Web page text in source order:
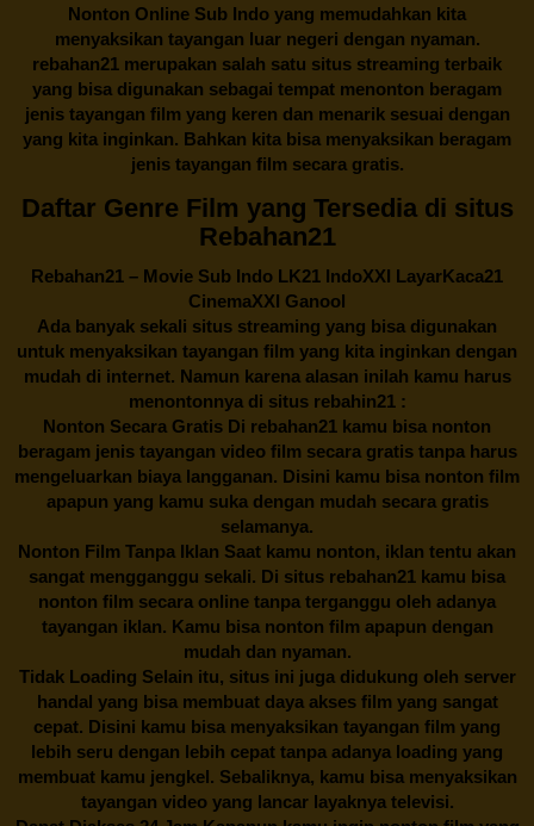
Nonton Online Sub Indo yang memudahkan kita
menyaksikan tayangan luar negeri dengan nyaman.
rebahan21 merupakan salah satu situs streaming terbaik
yang bisa digunakan sebagai tempat menonton beragam
jenis tayangan film yang keren dan menarik sesuai dengan
yang kita inginkan. Bahkan kita bisa menyaksikan beragam
jenis tayangan film secara gratis.
Daftar Genre Film yang Tersedia di situs
Rebahan21
Rebahan21 – Movie Sub Indo LK21 IndoXXI LayarKaca21
CinemaXXI Ganool
Ada banyak sekali situs streaming yang bisa digunakan
untuk menyaksikan tayangan film yang kita inginkan dengan
mudah di internet. Namun karena alasan inilah kamu harus
menontonnya di situs rebahin21 :
Nonton Secara Gratis Di rebahan21 kamu bisa nonton
beragam jenis tayangan video film secara gratis tanpa harus
mengeluarkan biaya langganan. Disini kamu bisa nonton film
apapun yang kamu suka dengan mudah secara gratis
selamanya.
Nonton Film Tanpa Iklan Saat kamu nonton, iklan tentu akan
sangat mengganggu sekali. Di situs rebahan21 kamu bisa
nonton film secara online tanpa terganggu oleh adanya
tayangan iklan. Kamu bisa nonton film apapun dengan
mudah dan nyaman.
Tidak Loading Selain itu, situs ini juga didukung oleh server
handal yang bisa membuat daya akses film yang sangat
cepat. Disini kamu bisa menyaksikan tayangan film yang
lebih seru dengan lebih cepat tanpa adanya loading yang
membuat kamu jengkel. Sebaliknya, kamu bisa menyaksikan
tayangan video yang lancar layaknya televisi.